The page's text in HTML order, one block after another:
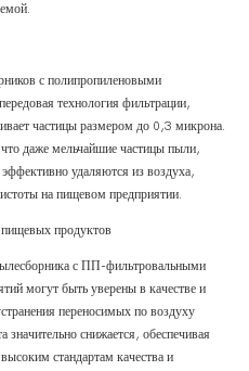
с полипропиленовыми
технология фильтрации,
частицы размером до 0,3 микрона.
даже мельчайшие частицы пыли,
удаляются из воздуха,
на пищевом предприятии.
пищевых продуктов
с ПП-фильтровальными
могут быть уверены в качестве и
переносимых по воздуху
значительно снижается, обеспечивая
стандартам качества и